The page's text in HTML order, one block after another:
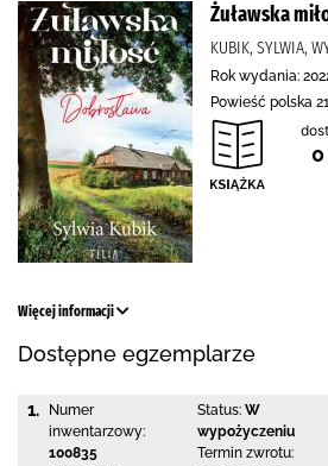
Żuławska
KUBIK, SYLWIA,
Rok wydania:
Powieść polska
0
Więcej informacji
Dostępne egzemplarze
1.
Numer
inwentarzowy:
100835
Status: W
wypożyczeniu
Termin zwrotu: